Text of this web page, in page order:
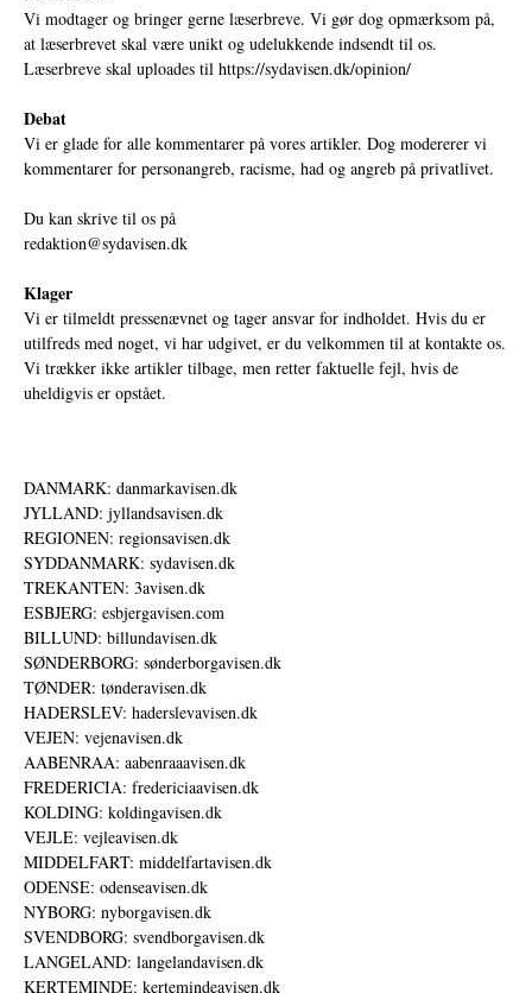
Vi modtager og bringer gerne læserbreve. Vi gør dog opmærksom på,
at læserbrevet skal være unikt og udelukkende indsendt til os.
Læserbreve skal uploades til https://sydavisen.dk/opinion/
Debat
Vi er glade for alle kommentarer på vores artikler. Dog modererer vi
kommentarer for personangreb, racisme, had og angreb på privatlivet.
Du kan skrive til os på
redaktion@sydavisen.dk
Klager
Vi er tilmeldt pressenævnet og tager ansvar for indholdet. Hvis du er
utilfreds med noget, vi har udgivet, er du velkommen til at kontakte os.
Vi trækker ikke artikler tilbage, men retter faktuelle fejl, hvis de
uheldigvis er opstået.
DANMARK: danmarkavisen.dk
JYLLAND: jyllandsavisen.dk
REGIONEN: regionsavisen.dk
SYDDANMARK: sydavisen.dk
TREKANTEN: 3avisen.dk
ESBJERG: esbjergavisen.com
BILLUND: billundavisen.dk
SØNDERBORG: sønderborgavisen.dk
TØNDER: tønderavisen.dk
HADERSLEV: haderslevavisen.dk
VEJEN: vejenavisen.dk
AABENRAA: aabenraaavisen.dk
FREDERICIA: fredericiaavisen.dk
KOLDING: koldingavisen.dk
VEJLE: vejleavisen.dk
MIDDELFART: middelfartavisen.dk
ODENSE: odenseavisen.dk
NYBORG: nyborgavisen.dk
SVENDBORG: svendborgavisen.dk
LANGELAND: langelandavisen.dk
KERTEMINDE: kertemindeavisen.dk